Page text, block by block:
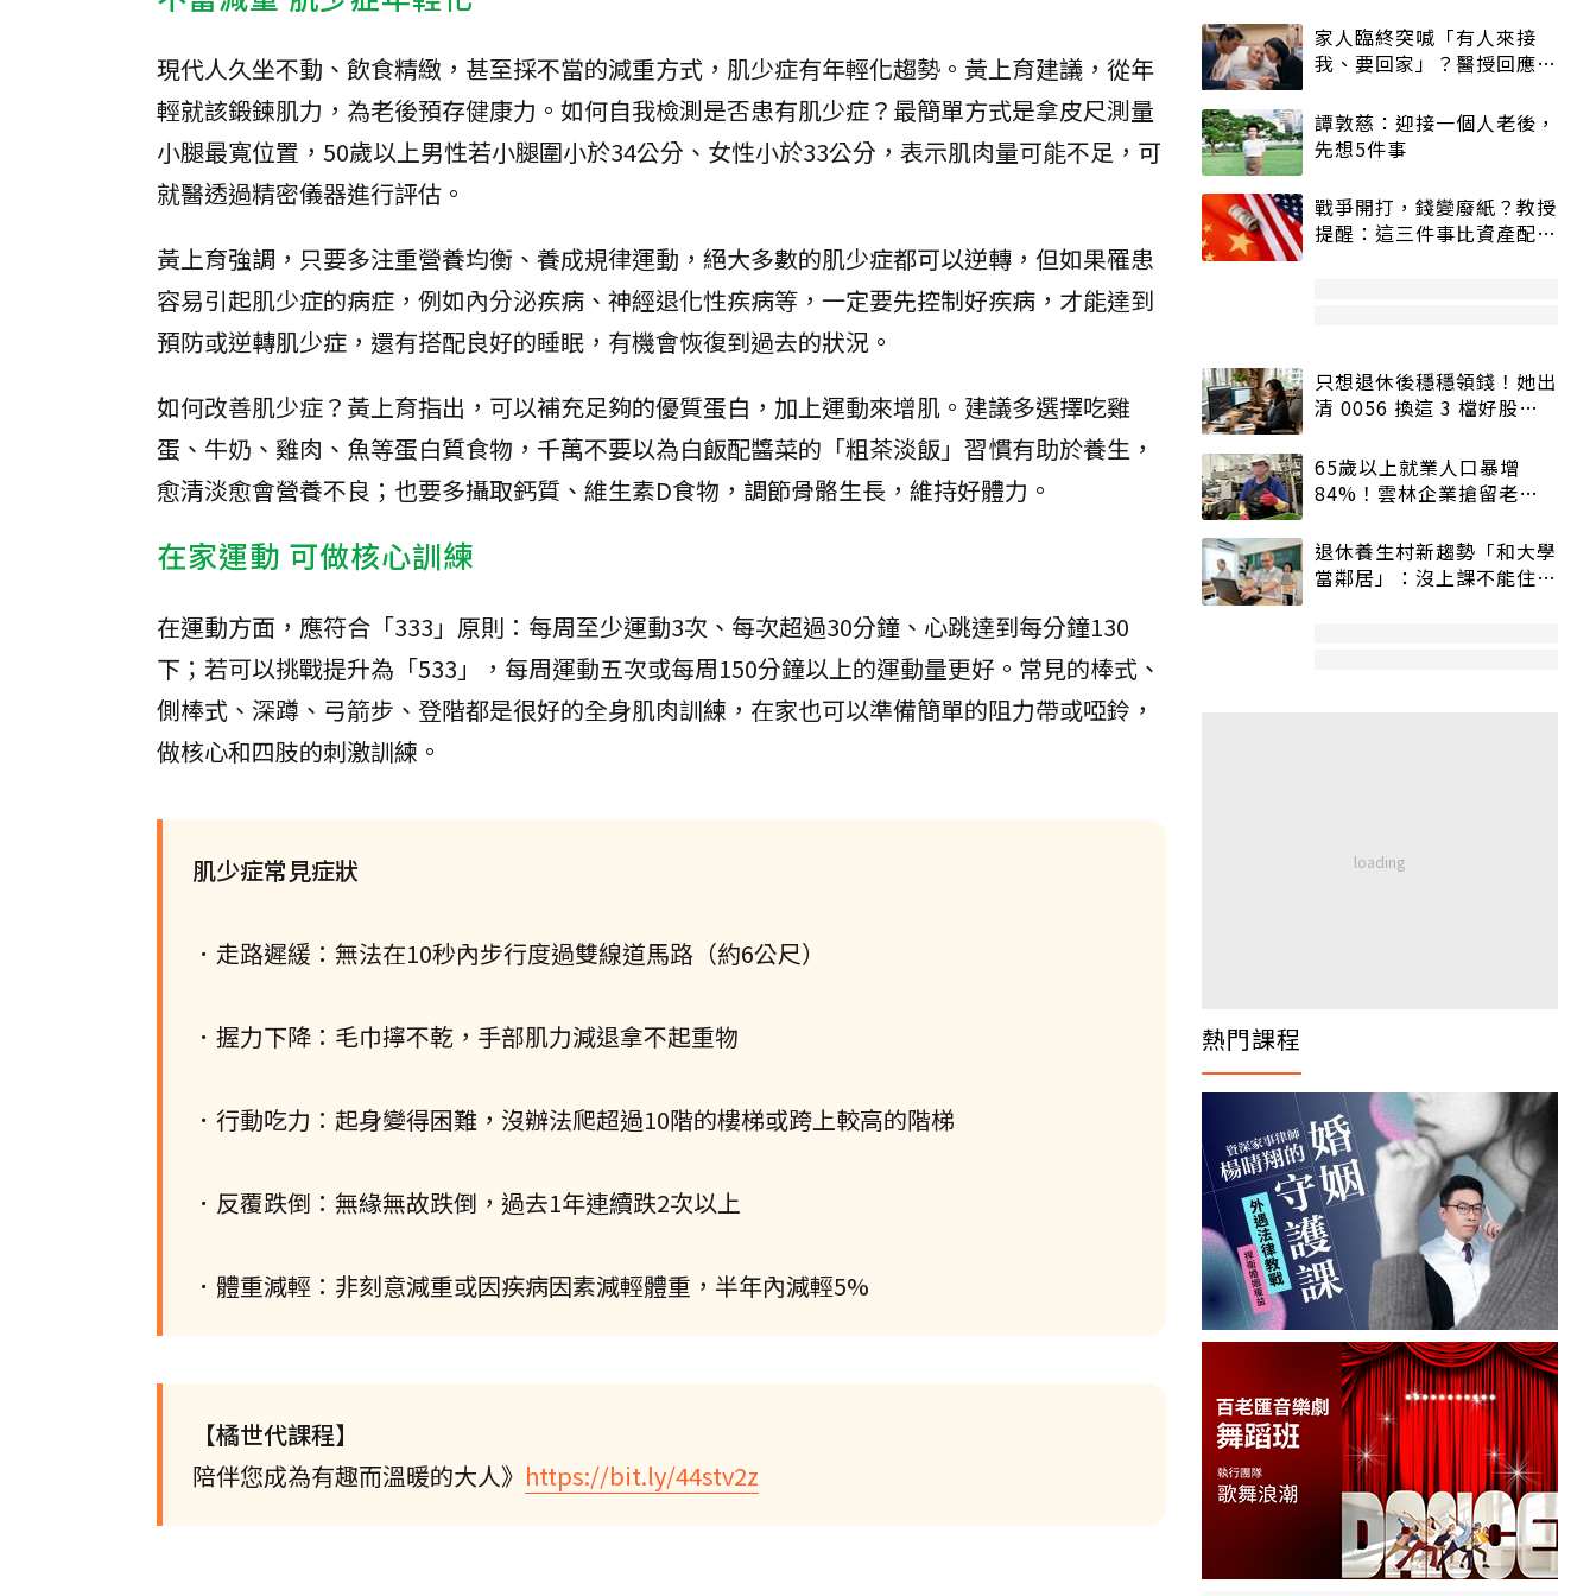
現代人久坐不動、飲食精緻，甚至採不當的減重方式，肌少症有年輕化趨勢。黃上育建議，從年
輕就該鍛鍊肌力，為老後預存健康力。如何自我檢測是否患有肌少症？最簡單方式是拿皮尺測量
小腿最寬位置，50歲以上男性若小腿圍小於34公分、女性小於33公分，表示肌肉量可能不足，可
就醫透過精密儀器進行評估。
黃上育強調，只要多注重營養均衡、養成規律運動，絕大多數的肌少症都可以逆轉，但如果罹患
容易引起肌少症的病症，例如內分泌疾病、神經退化性疾病等，一定要先控制好疾病，才能達到
預防或逆轉肌少症，還有搭配良好的睡眠，有機會恢復到過去的狀況。
如何改善肌少症？黃上育指出，可以補充足夠的優質蛋白，加上運動來增肌。建議多選擇吃雞
蛋、牛奶、雞肉、魚等蛋白質食物，千萬不要以為白飯配醬菜的「粗茶淡飯」習慣有助於養生，
愈清淡愈會營養不良；也要多攝取鈣質、維生素D食物，調節骨骼生長，維持好體力。
在家運動 可做核心訓練
在運動方面，應符合「333」原則：每周至少運動3次、每次超過30分鐘、心跳達到每分鐘130
下；若可以挑戰提升為「533」，每周運動五次或每周150分鐘以上的運動量更好。常見的棒式、
側棒式、深蹲、弓箭步、登階都是很好的全身肌肉訓練，在家也可以準備簡單的阻力帶或啞鈴，
做核心和四肢的刺激訓練。
肌少症常見症狀
．走路遲緩：無法在10秒內步行度過雙線道馬路（約6公尺）
．握力下降：毛巾擰不乾，手部肌力減退拿不起重物
．行動吃力：起身變得困難，沒辦法爬超過10階的樓梯或跨上較高的階梯
．反覆跌倒：無緣無故跌倒，過去1年連續跌2次以上
．體重減輕：非刻意減重或因疾病因素減輕體重，半年內減輕5%
【橘世代課程】
陪伴您成為有趣而溫暖的大人》 https://bit.ly/44stv2z
家人臨終突喊「有人來接
我、要回家」？醫授回應方
譚敦慈：迎接一個人老後，
先想5件事
戰爭開打，錢變廢紙？教授
提醒：這三件事比資產配置
只想退休後穩穩領錢！她出
清 0056 換這 3 檔好股：
65歲以上就業人口暴增
84%！雲林企業搶留老員
退休養生村新趨勢「和大學
當鄰居」：沒上課不能住、
熱門課程